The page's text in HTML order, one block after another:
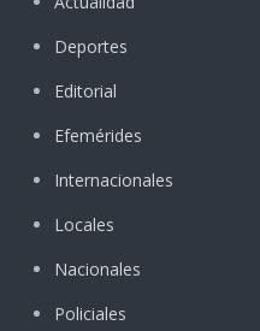
Deportes
Editorial
Efemérides
Internacionales
Locales
Nacionales
Policiales